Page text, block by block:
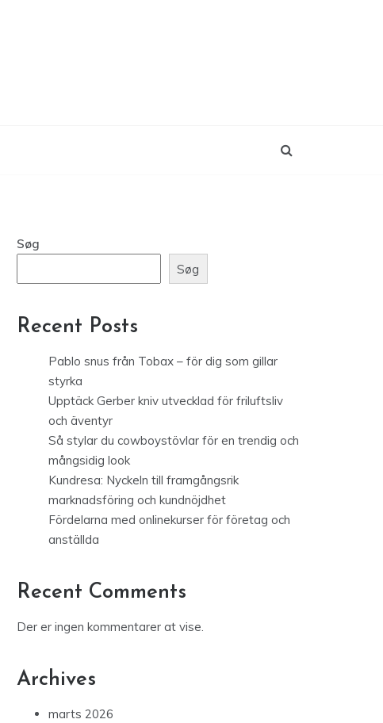
Søg
Søg
Recent Posts
Pablo snus från Tobax – för dig som gillar
styrka
Upptäck Gerber kniv utvecklad för friluftsliv
och äventyr
Så stylar du cowboystövlar för en trendig och
mångsidig look
Kundresa: Nyckeln till framgångsrik
marknadsföring och kundnöjdhet
Fördelarna med onlinekurser för företag och
anställda
Recent Comments
Der er ingen kommentarer at vise.
Archives
marts 2026